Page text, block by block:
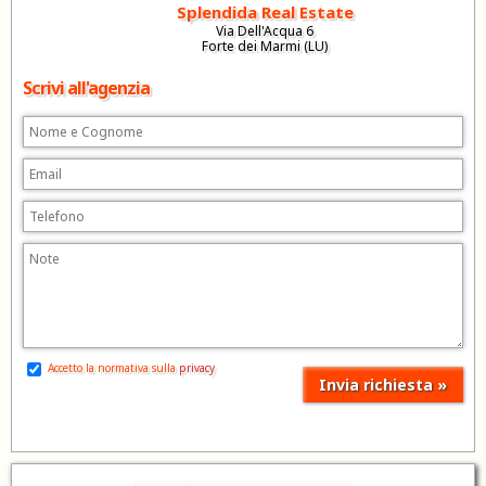
Splendida Real Estate
Via Dell'Acqua 6
Forte dei Marmi (LU)
Scrivi all'agenzia
Accetto la normativa sulla privacy